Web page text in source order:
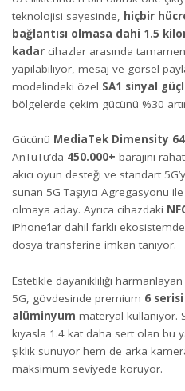
teknolojisi sayesinde, hiçbir
bağlantısı olmasa dahi 1.5
kadar cihazlar arasında
yapılabiliyor, mesaj ve görsel
modelindeki özel SA1 sinyal
bölgelerde çekim gücünü %30
Gücünü MediaTek Dimensity
AnTuTu’da 450.000+ barajını
akıcı oyun desteği ve standart
sunan 5G Taşıyıcı Agregasyonu
olmaya aday. Ayrıca cihazdaki
iPhone’lar dahil farklı
dosya transferine imkan tanıyor.
Estetikle dayanıklılığı
5G, gövdesinde premium 6 serisi
alüminyum materyal kullanıyor.
kıyasla 1.4 kat daha sert olan bu
şıklık sunuyor hem de arka
maksimum seviyede koruyor.